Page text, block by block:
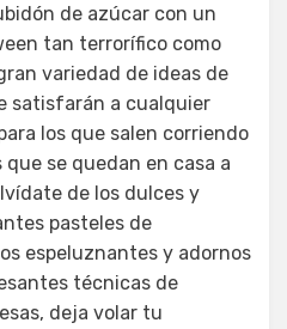
de azúcar con un
tan terrorífico como
variedad de ideas de
satisfarán a cualquier
los que salen corriendo
se quedan en casa a
de los dulces y
pasteles de
espeluznantes y adornos
técnicas de
deja volar tu